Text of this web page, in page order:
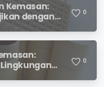
Kemasan:
dengan
Meningkat
0
0